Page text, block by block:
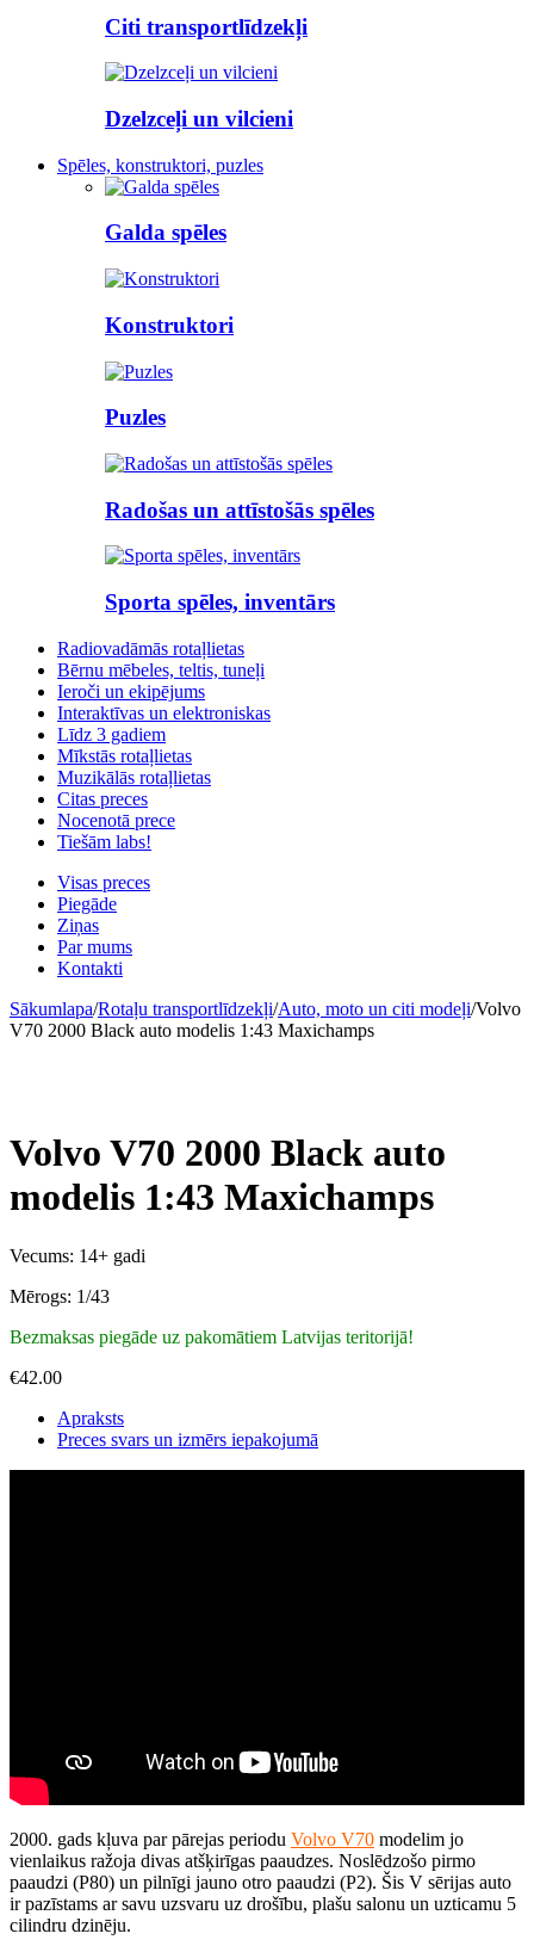
Citi transportlīdzekļi
Dzelzceļi un vilcieni
Spēles, konstruktori, puzles
Galda spēles
Konstruktori
Puzles
Radošas un attīstošās spēles
Sporta spēles, inventārs
Radiovadāmās rotaļlietas
Bērnu mēbeles, teltis, tuneļi
Ieroči un ekipējums
Interaktīvas un elektroniskas
Līdz 3 gadiem
Mīkstās rotaļlietas
Muzikālās rotaļlietas
Citas preces
Nocenotā prece
Tiešām labs!
Visas preces
Piegāde
Ziņas
Par mums
Kontakti
Sākumlapa/Rotaļu transportlīdzekļi/Auto, moto un citi modeļi/Volvo
V70 2000 Black auto modelis 1:43 Maxichamps
Volvo V70 2000 Black auto
modelis 1:43 Maxichamps
Vecums: 14+ gadi
Mērogs: 1/43
Bezmaksas piegāde uz pakomātiem Latvijas teritorijā!
€42.00
Apraksts
Preces svars un izmērs iepakojumā
2000. gads kļuva par pārejas periodu Volvo V70 modelim jo
vienlaikus ražoja divas atšķirīgas paaudzes. Noslēdzošo pirmo
paaudzi (P80) un pilnīgi jauno otro paaudzi (P2). Šis V sērijas auto
ir pazīstams ar savu uzsvaru uz drošību, plašu salonu un uzticamu 5
cilindru dzinēju.